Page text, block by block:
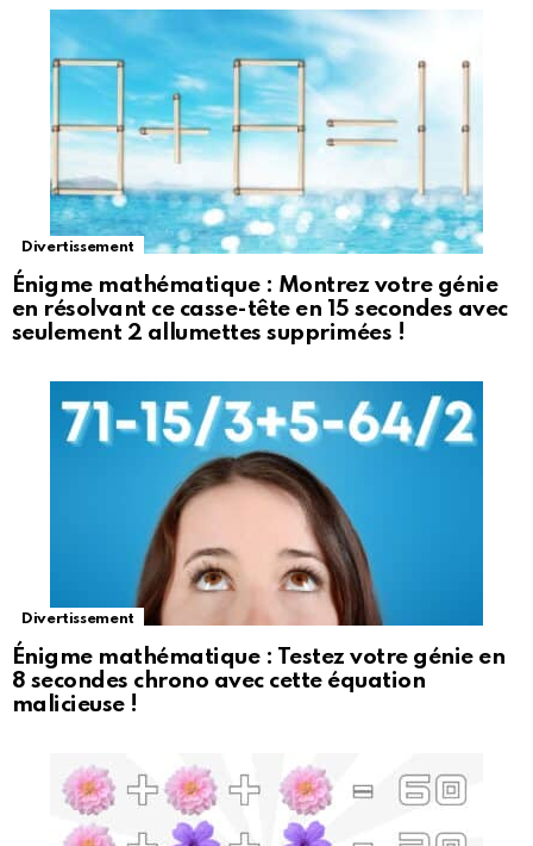
Divertissement
Énigme mathématique : Montrez votre génie
en résolvant ce casse-tête en 15 secondes avec
seulement 2 allumettes supprimées !
Divertissement
Énigme mathématique : Testez votre génie en
8 secondes chrono avec cette équation
malicieuse !